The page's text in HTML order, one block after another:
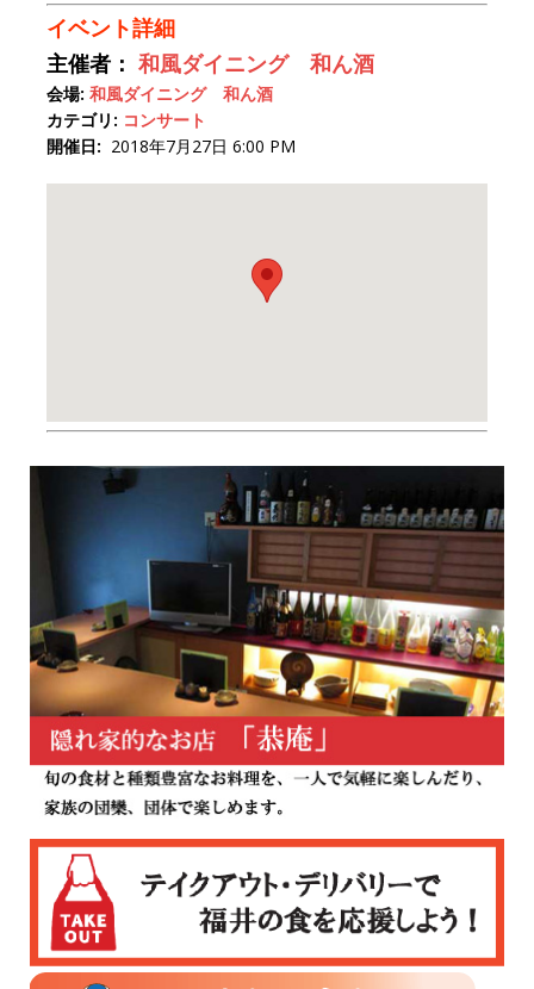
イベント詳細
主催者： 和風ダイニング 和ん酒
会場: 和風ダイニング 和ん酒
カテゴリ: コンサート
開催日: 2018年7月27日 6:00 PM